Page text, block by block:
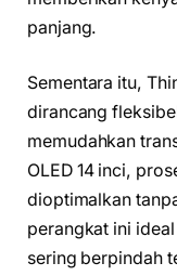
panjang.
Sementara itu,
dirancang
memudahkan
OLED 14 inci,
dioptimalkan
perangkat ini
sering berpindah